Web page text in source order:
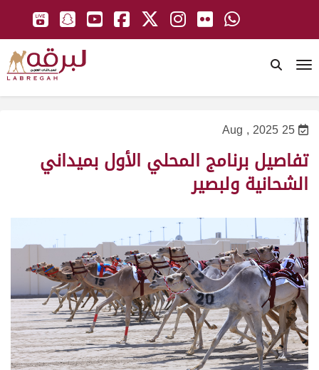
25 Aug , 2025
تفاصيل برنامج المحلي الأول بميداني
الشحانية ولبصير